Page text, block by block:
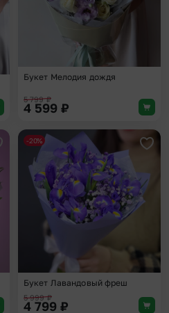
Букет Мелодия дождя
5 799₽
4 599 ₽
Добавить в избранное
-20%
Букет Лавандовый фреш
5 999₽
4 799 ₽